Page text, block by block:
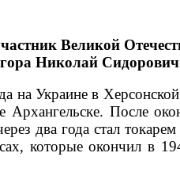
Великой
Николай Сидорович
Украине в Херсонской
После
два года стал
которые окончил в